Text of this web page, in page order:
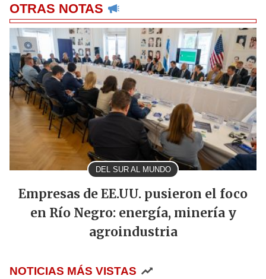
OTRAS NOTAS
DEL SUR AL MUNDO
Empresas de EE.UU. pusieron el foco
en Río Negro: energía, minería y
agroindustria
NOTICIAS MÁS VISTAS